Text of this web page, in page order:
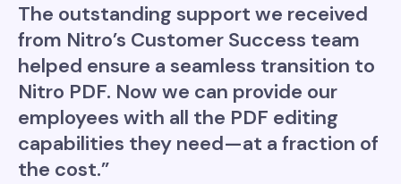
The outstanding support we received
from Nitro’s Customer Success team
helped ensure a seamless transition to
Nitro PDF. Now we can provide our
employees with all the PDF editing
capabilities they need—at a fraction of
the cost.”